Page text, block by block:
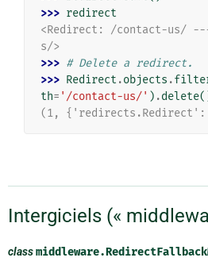
>>> redirect
<Redirect: /contact-us/
s/>
>>> # Delete a redirect.
>>> Redirect .objects .
th= '/contact-us/' ) .delete
(1,
Intergiciels («
classmiddleware.